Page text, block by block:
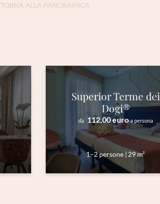
TORNA ALLA PANORAMICA
Superior Terme dei
Dogi®
da 112,00 euroa persona
1–2 persone | 29 m²
Invia